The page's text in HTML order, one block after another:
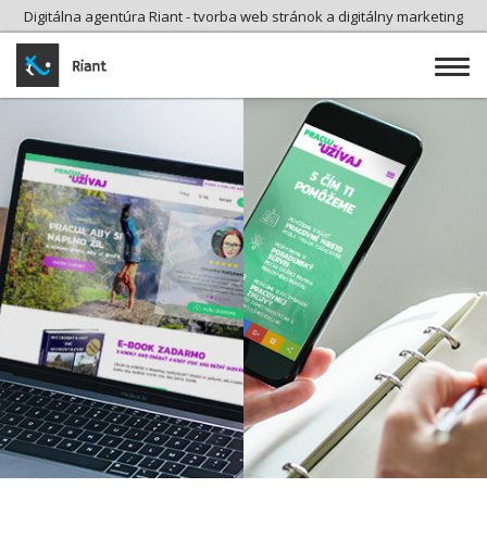
Digitálna agentúra Riant - tvorba web stránok a digitálny marketing
Toggle